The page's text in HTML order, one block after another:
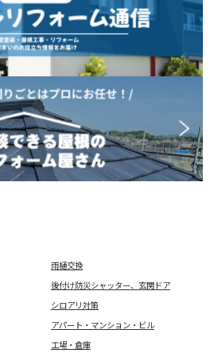
雨樋交換
後付け防災シャッター、玄関ドア
シロアリ対策
アパート・マンション・ビル
工場・倉庫